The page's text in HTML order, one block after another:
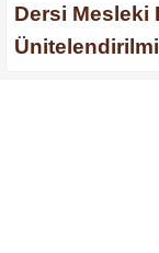
Dersi Mesleki